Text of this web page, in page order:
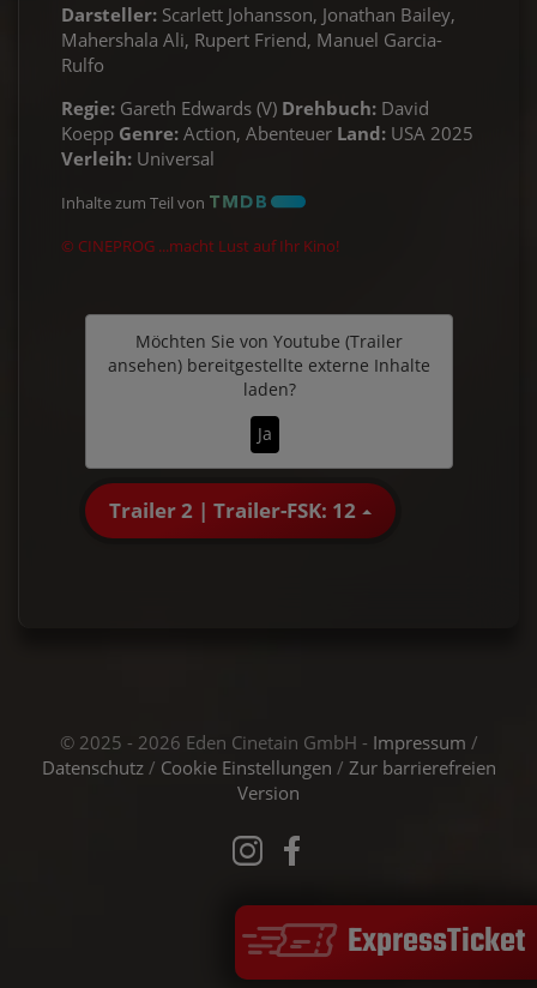
ExpressTicket
Darsteller: Scarlett Johansson, Jonathan Bailey,
Mahershala Ali, Rupert Friend, Manuel Garcia-
Rulfo
Regie: Gareth Edwards (V) Drehbuch: David
Koepp Genre: Action, Abenteuer Land: USA 2025
Verleih: Universal
Inhalte zum Teil von
© CINEPROG ...macht Lust auf Ihr Kino!
Möchten Sie von Youtube (Trailer
ansehen) bereitgestellte externe Inhalte
laden?
Ja
Trailer 2 | Trailer-FSK: 12
© 2025 - 2026 Eden Cinetain GmbH - Impressum /
Datenschutz/ Cookie Einstellungen / Zur barrierefreien
Version